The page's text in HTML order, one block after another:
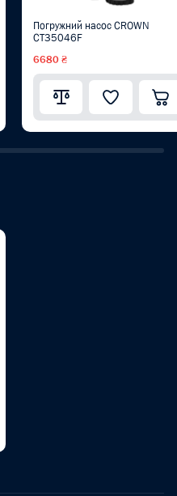
Погружний насос CROWN
CT35046F
6680 ₴